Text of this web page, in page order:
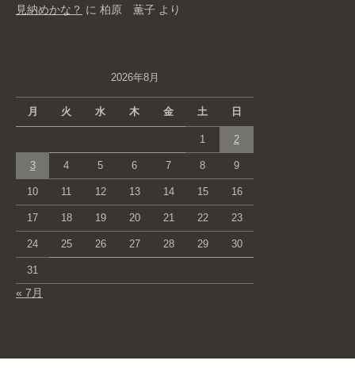
見納めかな？ に 柏原 薫子 より
2026年8月
月 火 水 木 金 土 日
1 2
3 4 5 6 7 8 9
10 11 12 13 14 15 16
17 18 19 20 21 22 23
24 25 26 27 28 29 30
31
« 7月